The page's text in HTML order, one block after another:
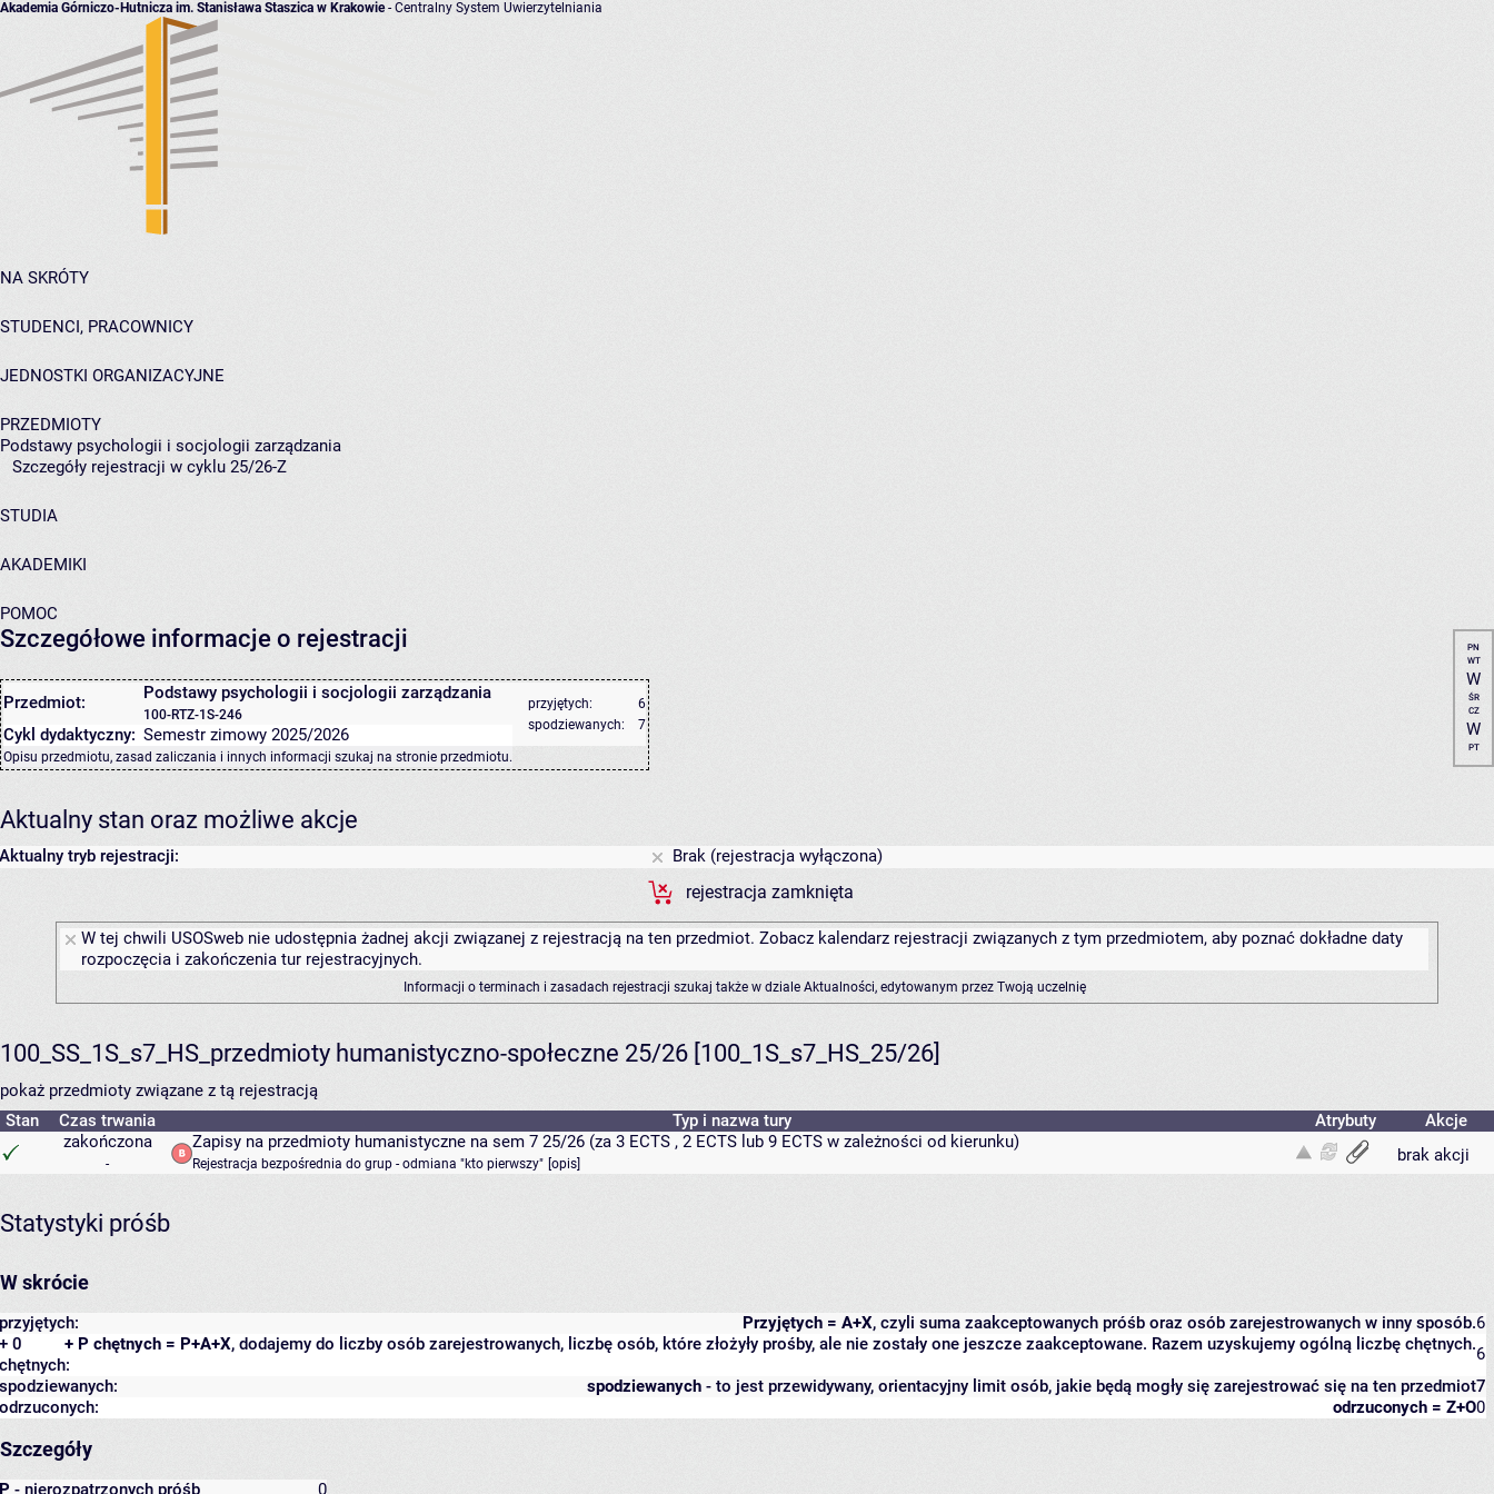
Akademia Górniczo-Hutnicza im. Stanisława Staszica w Krakowie- Centralny System Uwierzytelniania
NA SKRÓTY
STUDENCI, PRACOWNICY
JEDNOSTKI ORGANIZACYJNE
PRZEDMIOTY
Podstawy psychologii i socjologii zarządzania
Szczegóły rejestracji w cyklu 25/26-Z
STUDIA
AKADEMIKI
POMOC
Szczegółowe informacje o rejestracji
Przedmiot: Podstawy psychologii i socjologii zarządzania
100-RTZ-1S-246
przyjętych:
6
spodziewanych:
7
Cykl dydaktyczny: Semestr zimowy 2025/2026
Opisu przedmiotu, zasad zaliczania i innych informacji szukaj na stronie przedmiotu.
PN
WT
W
ŚR
CZ
W
PT
Aktualny stan oraz możliwe akcje
Aktualny tryb rejestracji:
Brak (rejestracja wyłączona)
rejestracja zamknięta
W tej chwili USOSweb nie udostępnia żadnej akcji związanej z rejestracją na ten przedmiot. Zobacz kalendarz rejestracji związanych z tym przedmiotem, aby poznać dokładne daty
rozpoczęcia i zakończenia tur rejestracyjnych.
Informacji o terminach i zasadach rejestracji szukaj także w dziale Aktualności, edytowanym przez Twoją uczelnię
100_SS_1S_s7_HS_przedmioty humanistyczno-społeczne 25/26 [100_1S_s7_HS_25/26]
pokaż przedmioty związane z tą rejestracją
Stan
Czas trwania Typ i nazwa tury Atrybuty
Akcje
zakończona
-
Zapisy na przedmioty humanistyczne na sem 7 25/26 (za 3 ECTS , 2 ECTS lub 9 ECTS w zależności od kierunku)
Rejestracja bezpośrednia do grup - odmiana "kto pierwszy" opis brak akcji
Statystyki próśb
W skrócie
Przyjętych = A+X, czyli suma zaakceptowanych próśb oraz osób zarejestrowanych w inny sposób.
przyjętych:
6
+ P chętnych = P+A+X, dodajemy do liczby osób zarejestrowanych, liczbę osób, które złożyły prośby, ale nie zostały one jeszcze zaakceptowane. Razem uzyskujemy ogólną liczbę chętnych.
+ 0
chętnych:
6
spodziewanych - to jest przewidywany, orientacyjny limit osób, jakie będą mogły się zarejestrować się na ten przedmiot
spodziewanych:
7
odrzuconych = Z+O
odrzuconych: 0
Szczegóły
P - nierozpatrzonych próśb 0